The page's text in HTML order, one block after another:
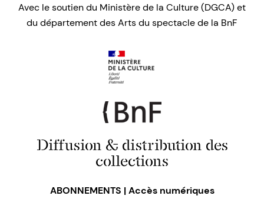
Avec le soutien du Ministère de la Culture (DGCA) et
du département des Arts du spectacle de la BnF
Diffusion & distribution des
collections
ABONNEMENTS | Accès numériques